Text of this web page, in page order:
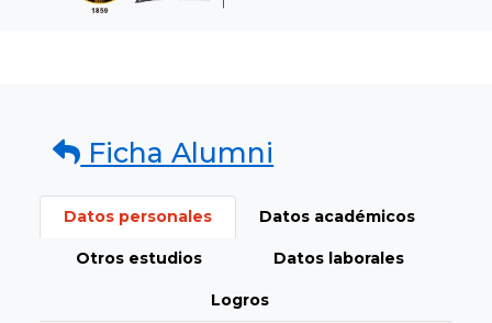
Ficha Alumni
Datos personales Datos académicos
Otros estudios Datos laborales
Logros